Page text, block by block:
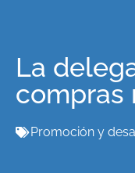
La
compras
Promoción y